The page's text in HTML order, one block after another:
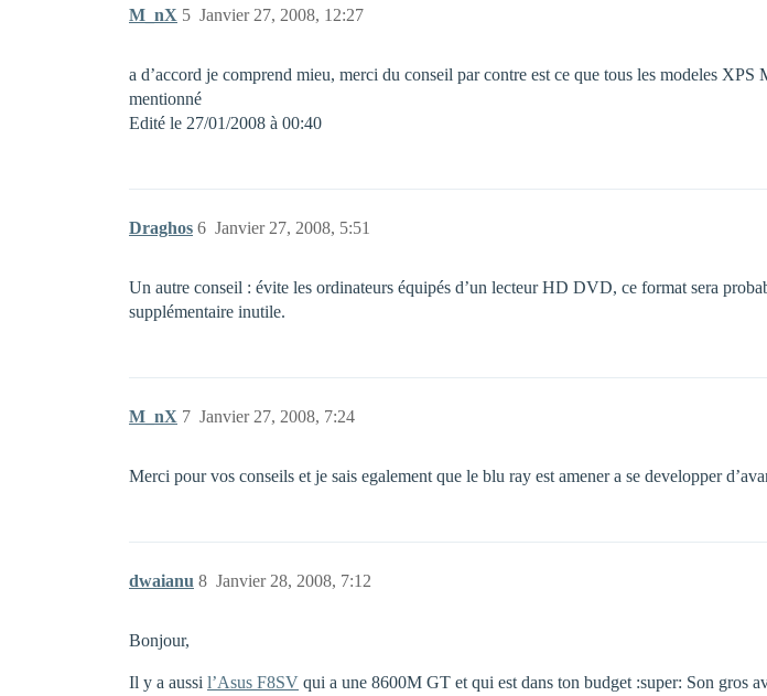
M_nX Janvier 27, 2008, 12:27
5
a d’accord je comprend mieu, merci du conseil par contre est ce que tous les modeles
mentionné
Edité le 27/01/2008 à 00:40
Draghos Janvier 27, 2008, 5:51
6
Un autre conseil : évite les ordinateurs équipés d’un lecteur HD DVD, ce format sera
supplémentaire inutile.
M_nX Janvier 27, 2008, 7:24
7
Merci pour vos conseils et je sais egalement que le blu ray est amener a se developper
dwaianu Janvier 28, 2008, 7:12
8
Bonjour,
Il y a aussi l’Asus F8SV qui a une 8600M GT et qui est dans ton budget :super: Son gros